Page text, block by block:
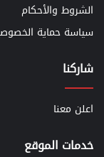
الشروط والأحكام
سياسة حماية
شاركنا
اعلن معنا
خدمات الموقع